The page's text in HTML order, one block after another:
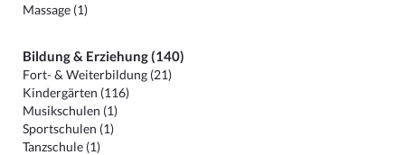
Massage (1)
Bildung & Erziehung (140)
Fort- & Weiterbildung (21)
Kindergärten (116)
Musikschulen (1)
Sportschulen (1)
Tanzschule (1)